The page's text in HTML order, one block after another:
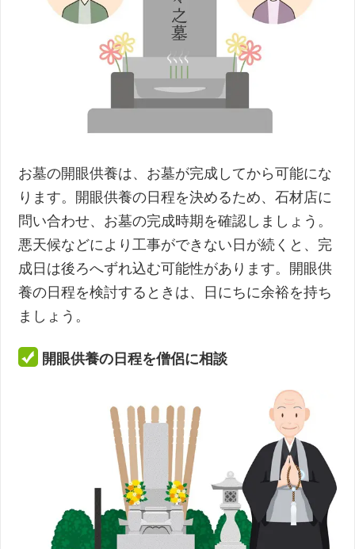
お墓の開眼供養は、お墓が完成してから可能にな
ります。開眼供養の日程を決めるため、石材店に
問い合わせ、お墓の完成時期を確認しましょう。
悪天候などにより工事ができない日が続くと、完
成日は後ろへずれ込む可能性があります。開眼供
養の日程を検討するときは、日にちに余裕を持ち
ましょう。
開眼供養の日程を僧侶に相談